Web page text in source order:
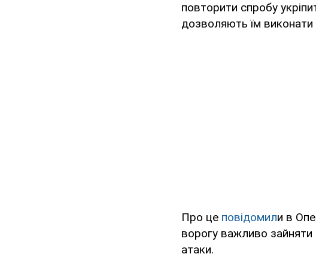
повторити спробу
дозволяють їм виконати
Про це повідомили в
ворогу важливо
атаки.